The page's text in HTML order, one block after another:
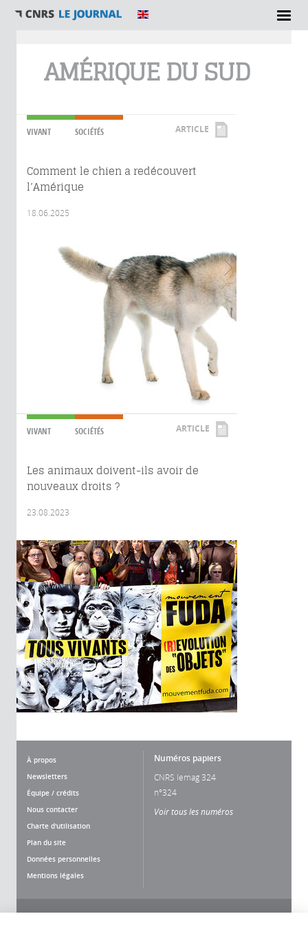
AMÉRIQUE DU SUD
VIVANT SOCIÉTÉS ARTICLE
Comment le chien a redécouvert
l’Amérique
18.06.2025
VIVANT SOCIÉTÉS ARTICLE
Les animaux doivent-ils avoir de
nouveaux droits ?
23.08.2023
À propos
Newsletters
Équipe / crédits
Nous contacter
Charte d'utilisation
Plan du site
Données personnelles
Mentions légales
Numéros papiers
CNRS lemag 324
n°324
Voir tous les numéros